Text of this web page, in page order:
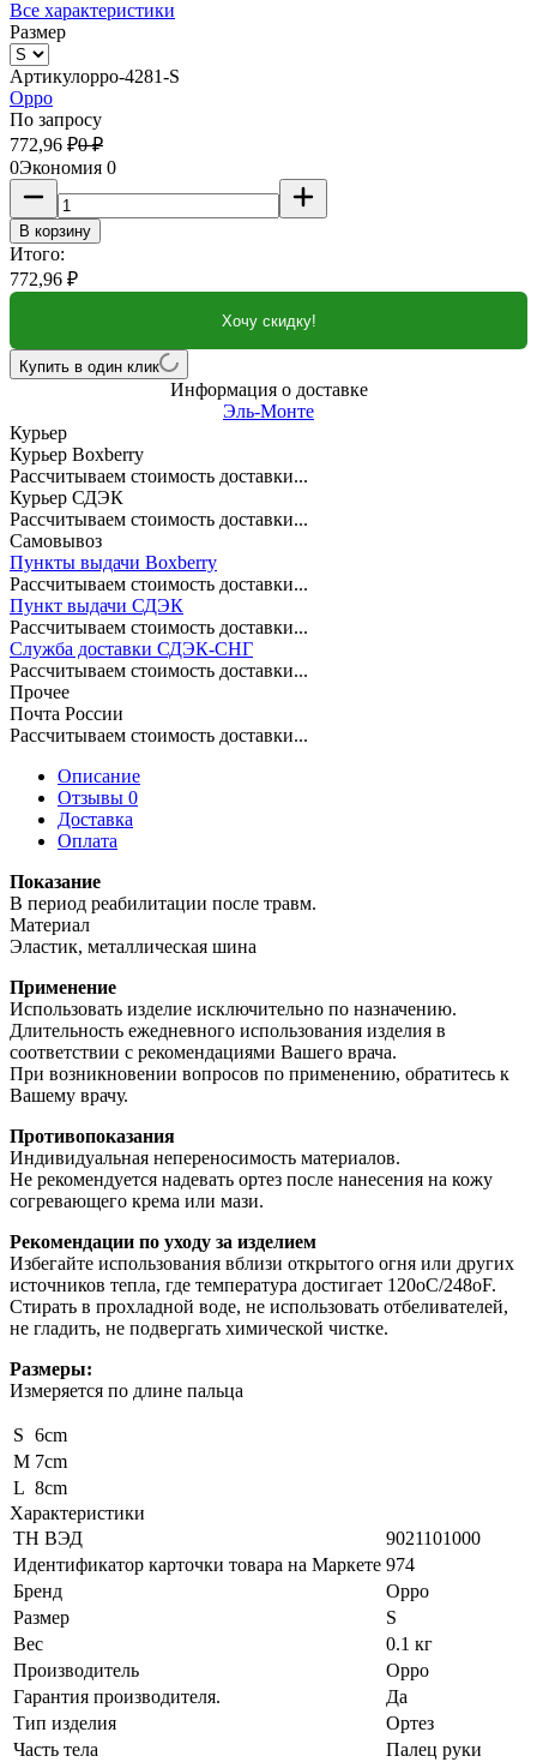
Все характеристики
Размер
Артикулoppo-4281-S
Oppo
По запросу
772,96 ₽0 ₽
0Экономия 0
В корзину
Итого:
772,96 ₽
Хочу скидку!
Купить в один клик
Информация о доставке
Эль-Монте
Курьер
Курьер Boxberry
Рассчитываем стоимость доставки...
Курьер СДЭК
Рассчитываем стоимость доставки...
Самовывоз
Пункты выдачи Boxberry
Рассчитываем стоимость доставки...
Пункт выдачи СДЭК
Рассчитываем стоимость доставки...
Служба доставки СДЭК-СНГ
Рассчитываем стоимость доставки...
Прочее
Почта России
Рассчитываем стоимость доставки...
Описание
Отзывы 0
Доставка
Оплата
Показание
В период реабилитации после травм.
Материал
Эластик, металлическая шина
Применение
Использовать изделие исключительно по назначению.
Длительность ежедневного использования изделия в
соответствии с рекомендациями Вашего врача.
При возникновении вопросов по применению, обратитесь к
Вашему врачу.
Противопоказания
Индивидуальная непереносимость материалов.
Не рекомендуется надевать ортез после нанесения на кожу
согревающего крема или мази.
Рекомендации по уходу за изделием
Избегайте использования вблизи открытого огня или других
источников тепла, где температура достигает 120оС/248оF.
Стирать в прохладной воде, не использовать отбеливателей,
не гладить, не подвергать химической чистке.
Размеры:
Измеряется по длине пальца
S 6cm
M 7cm
L 8cm
Характеристики
ТН ВЭД
9021101000
Идентификатор карточки товара на Маркете 974
Бренд
Oppo
Размер
S
Вес
0.1 кг
Производитель
Oppo
Гарантия производителя.
Да
Тип изделия
Ортез
Часть тела
Палец руки